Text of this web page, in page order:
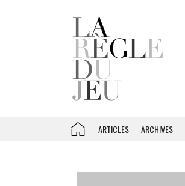
ARTICLES ARCHIVES